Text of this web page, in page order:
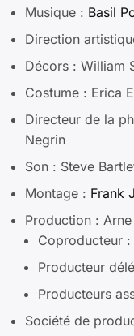
Musique : Basil
Direction
Décors : William
Costume : Erica
Directeur de la
Negrin
Son : Steve
Montage : Frank
Production :
Coproducteur :
Producteur
Producteurs
Société de